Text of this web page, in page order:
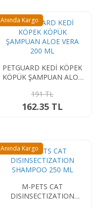
PETGUARD KEDİ KÖPEK
KÖPÜK ŞAMPUAN ALOE
191 TL
162.35 TL
Anında Kargo
M-PETS CAT
DISINSECTIZATION
Anında Kargo